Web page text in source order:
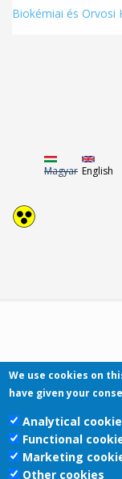
Biokémiai és Orvosi
Magyar English
Pécsi
We use cookies on
have given your
Analytical
Functional
Marketing
Other cookies